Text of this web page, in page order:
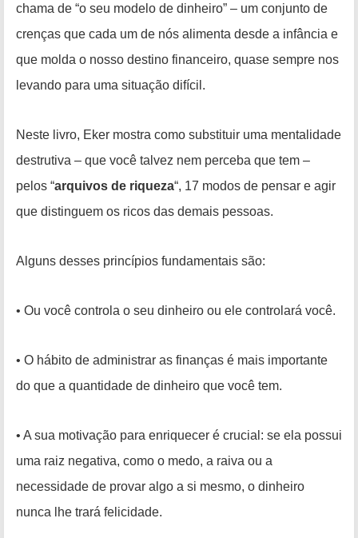
chama de “o seu modelo de dinheiro” – um conjunto de
crenças que cada um de nós alimenta desde a infância e
que molda o nosso destino financeiro, quase sempre nos
levando para uma situação difícil.
Neste livro, Eker mostra como substituir uma mentalidade
destrutiva – que você talvez nem perceba que tem –
pelos “arquivos de riqueza“, 17 modos de pensar e agir
que distinguem os ricos das demais pessoas.
Alguns desses princípios fundamentais são:
• Ou você controla o seu dinheiro ou ele controlará você.
• O hábito de administrar as finanças é mais importante
do que a quantidade de dinheiro que você tem.
• A sua motivação para enriquecer é crucial: se ela possui
uma raiz negativa, como o medo, a raiva ou a
necessidade de provar algo a si mesmo, o dinheiro
nunca lhe trará felicidade.